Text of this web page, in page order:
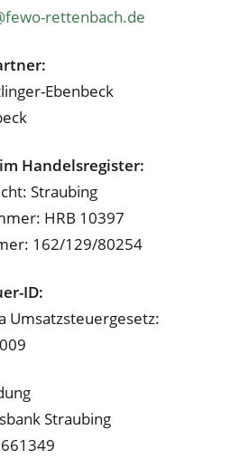
​ret​tenb​ach.​de
Eben­beck
Han­dels­re­gis­ter:
Strau­bing
HRB 10397
162/129/80254
ID:
Um­satz­steu­er­ge­setz:
Strau­bing